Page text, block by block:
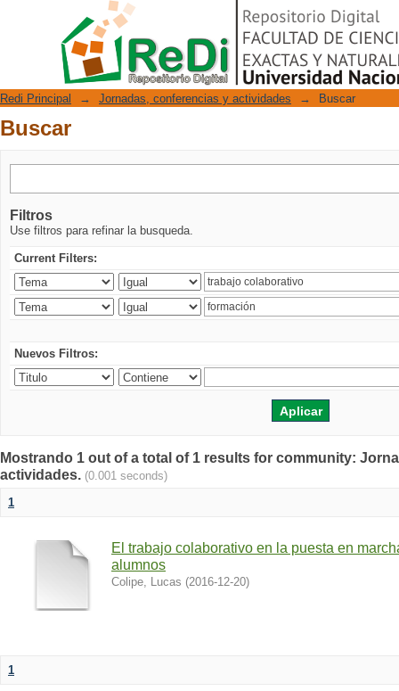
Repositorio Digital
Redi Principal → Jornadas, conferencias y actividades → Buscar
Buscar
Filtros
Use filtros para refinar la busqueda.
Current Filters:
Nuevos Filtros:
Mostrando 1 out of a total of 1 results for community:
actividades. (0.001 seconds)
1
El trabajo colaborativo en la puesta en
alumnos
Colipe, Lucas (2016-12-20)
1